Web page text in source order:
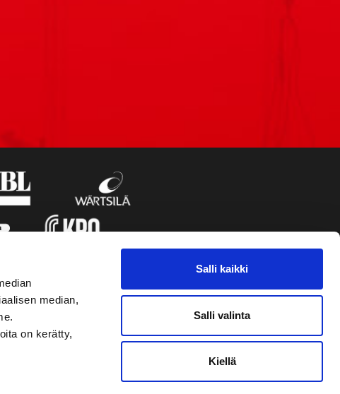
median,
on kerätty,
Salli kaikki
Salli valinta
Kiellä